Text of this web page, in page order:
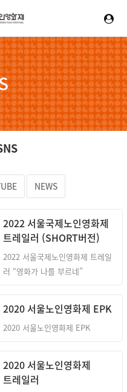
NEWS
2022 서울국제노인영화제
트레일러 (SHORT버전)
2022 서울국제노인영화제 트레일
러 “영화가 나를 부르네”
2020 서울노인영화제 EPK
2020 서울노인영화제 EPK
2020 서울노인영화제
트레일러